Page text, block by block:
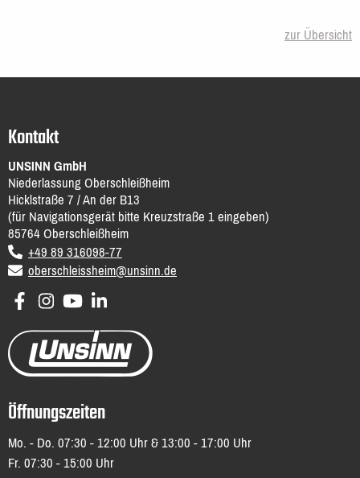
zur Übersicht
Kontakt
UNSINN GmbH
Niederlassung Oberschleißheim
Hicklstraße 7 / An der B13
(für Navigationsgerät bitte Kreuzstraße 1 eingeben)
85764Oberschleißheim
DE voice
+49 89 316098-77
email
oberschleissheim@unsinn.de
Öffnungszeiten
Mo. - Do. 07:30 - 12:00 Uhr & 13:00 - 17:00 Uhr
Fr. 07:30 - 15:00 Uhr